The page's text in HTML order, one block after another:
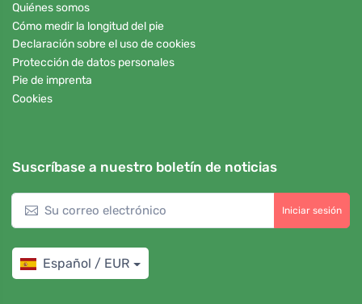
Quiénes somos
Cómo medir la longitud del pie
Declaración sobre el uso de cookies
Protección de datos personales
Pie de imprenta
Cookies
Suscríbase a nuestro boletín de noticias
Iniciar sesión
Español / EUR